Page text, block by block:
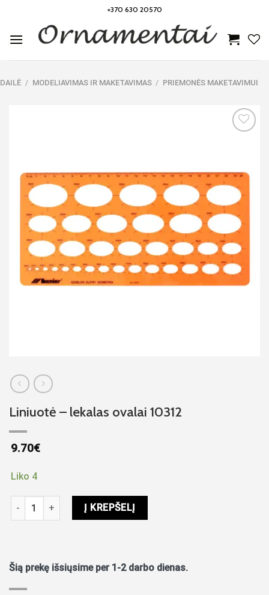
content
+370 630 20570
DAILĖ / MODELIAVIMAS IR MAKETAVIMAS / PRIEMONĖS MAKETAVIMUI
Liniuotė – lekalas ovalai 10312
9.70€
Liko 4
produkto kiekis: Liniuotė - lekalas ovalai 10312
Į KREPŠELĮ
Šią prekę išsiųsime per 1-2 darbo dienas.